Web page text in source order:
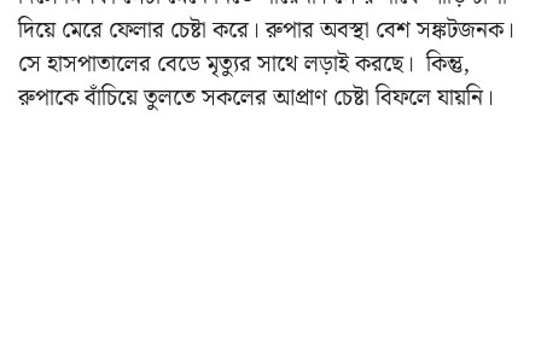
দিয়ে মেরে ফেলার চেষ্টা করে। রুপার অবস্থা বেশ সঙ্কটজনক।
সে হাসপাতালের বেডে মৃত্যুর সাথে লড়াই করছে। কিন্তু,
রুপাকে বাঁচিয়ে তুলতে সকলের আপ্রাণ চেষ্টা বিফলে যায়নি।